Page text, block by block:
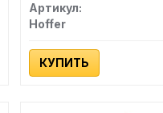
Артикул:
Hoffer
КУПИТЬ